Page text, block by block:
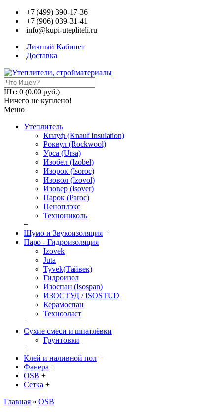
+7 (499) 390-17-36
+7 (906) 039-31-41
info@kupi-utepliteli.ru
Личный Кабинет
Доставка
Шт: 0 (0.00 руб.)
Ничего не куплено!
Меню
Утеплитель
Кнауф (Knauf Insulation)
Роквул (Rockwool)
Урса (Ursa)
Изобел (Izobel)
Изорок (Isoroc)
Изовол (Izovol)
Изовер (Isover)
Парок (Paroс)
Пеноплэкс
Технониколь
+
Шумо и Звукоизоляция +
Паро - Гидроизоляция
Izovek
Juta
Tyvek(Тайвек)
Гидроизол
Изоспан (Isospan)
ИЗОСТУД / ISOSTUD
Керамоспан
Техноэласт
+
Сухие смеси и шпатлёвки
Грунтовки
+
Клей и наливной пол +
Фанера +
OSB +
Сетка +
Главная » OSB